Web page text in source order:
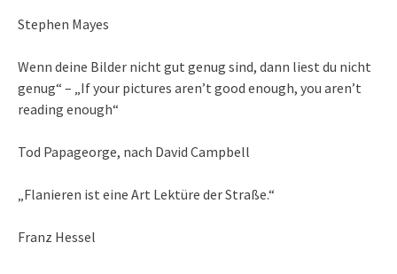
Stephen Mayes
Wenn deine Bilder nicht gut genug sind, dann liest du nicht
genug“ – „If your pictures aren’t good enough, you aren’t
reading enough“
Tod Papageorge, nach David Campbell
„Flanieren ist eine Art Lektüre der Straße.“
Franz Hessel